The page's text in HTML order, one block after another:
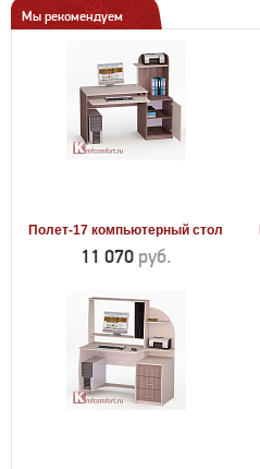
Мы рекомендуем
Полет-17 компьютерный стол
11 070 руб.